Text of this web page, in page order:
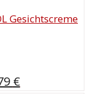
Gesichtscreme
€Aktueller